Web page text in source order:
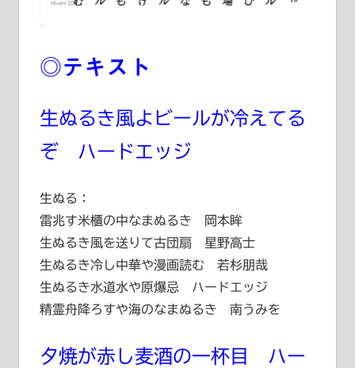
◎テキスト
生ぬるき風よビールが冷えてる
ぞ ハードエッジ
生ぬる：
雷兆す米櫃の中なまぬるき 岡本眸
生ぬるき風を送りて古団扇 星野高士
生ぬるき冷し中華や漫画読む 若杉朋哉
生ぬるき水道水や原爆忌 ハードエッジ
精霊舟降ろすや海のなまぬるき 南うみを
夕焼が赤し麦酒の一杯目 ハー